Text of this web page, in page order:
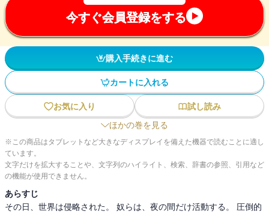
今すぐ会員登録をする
購入手続きに進む
カートに入れる
お気に入り
試し読み
ほかの巻を見る
※この商品はタブレットなど大きなディスプレイを備えた機器で読むことに適し
ています。
文字だけを拡大することや、文字列のハイライト、検索、辞書の参照、引用など
の機能が使用できません。
あらすじ
その日、世界は侵略された。 奴らは、夜の間だけ活動する。 圧倒的